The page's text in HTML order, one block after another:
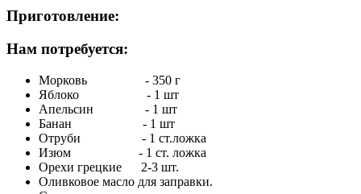
Приготовление:
Нам потребуется:
Морковь - 350 г
Яблоко - 1 шт
Апельсин - 1 шт
Банан - 1 шт
Отруби - 1 ст.ложка
Изюм - 1 ст. ложка
Орехи грецкие 2-3 шт.
Оливковое масло для заправки.